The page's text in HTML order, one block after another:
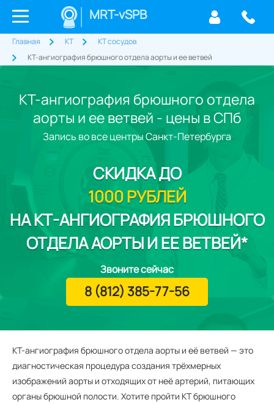
MRT-vSPB
Главная КТ
КТ сосудов
КТ-ангиография брюшного отдела аорты и ее ветвей
КТ-ангиография брюшного отдела
аорты и ее ветвей - цены в СПб
КТ-ангиография брюшного отдела аорты и её ветвей — это
диагностическая процедура создания трёхмерных
изображений аорты и отходящих от неё артерий, питающих
органы брюшной полости. Хотите пройти КТ брюшного
Запись во все центры Санкт-Петербурга
СКИДКАДО
1000 РУБЛЕЙ
НА КТ-АНГИОГРАФИЯ БРЮШНОГО
ОТДЕЛА АОРТЫ И ЕЕ ВЕТВЕЙ*
Звоните сейчас
8 (812) 385-77-56